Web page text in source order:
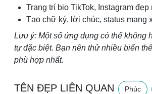
Trang trí bio TikTok, Instagram đẹp
Tạo chữ ký, lời chúc, status mạng
Lưu ý: Một số ứng dụng có thể không
tự đặc biệt. Bạn nên thử nhiều biến
phù hợp nhất.
TÊN ĐẸP LIÊN QUAN Phúc